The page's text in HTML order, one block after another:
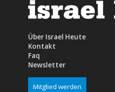
Über Israel Heute
Kontakt
Faq
Newsletter
Mitglied werden